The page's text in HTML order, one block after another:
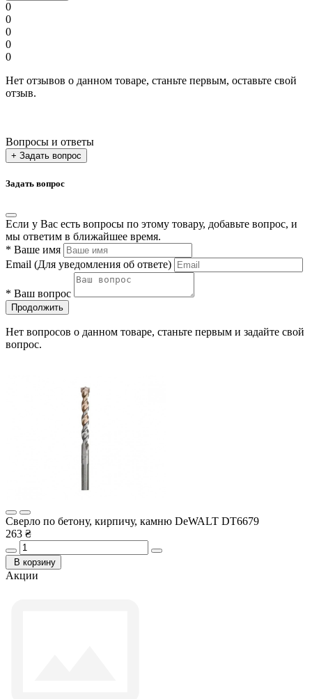
0
0
0
0
0
Нет отзывов о данном товаре, станьте первым, оставьте свой
отзыв.
Вопросы и ответы
+ Задать вопрос
Задать вопрос
Если у Вас есть вопросы по этому товару, добавьте вопрос, и
мы ответим в ближайшее время.
* Ваше имя
Email (Для уведомления об ответе)
* Ваш вопрос
Продолжить
Нет вопросов о данном товаре, станьте первым и задайте свой
вопрос.
Сверло по бетону, кирпичу, камню DeWALT DT6679
263 ₴
В корзину
Акции